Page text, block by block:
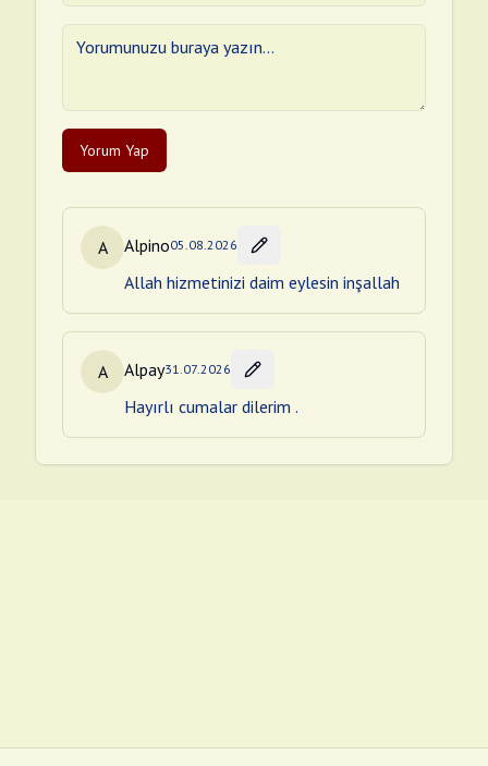
Yorum Yap
A Alpino05.08.2026
Allah hizmetinizi daim eylesin inşallah
A Alpay31.07.2026
Hayırlı cumalar dilerim .